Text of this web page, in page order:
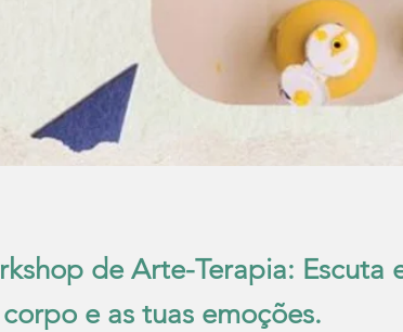
de Arte-Terapia: Escuta
e as tuas emoções.